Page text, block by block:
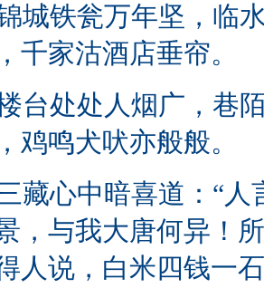
城铁瓮万年坚，临
千家沽酒店垂帘。
台处处人烟广，巷
鸡鸣犬吠亦般般。
藏心中暗喜道：“人
，与我大唐何异！
人说，白米四钱一